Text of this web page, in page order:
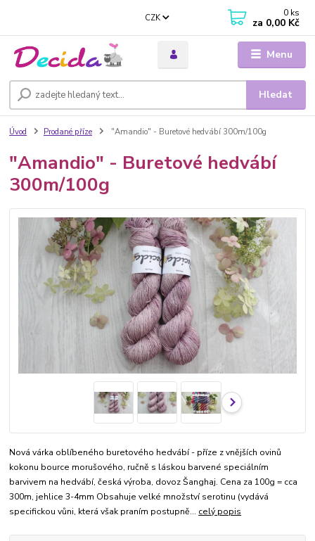
Menu
CZK
Hledat
0 ks
za 0,00 Kč
Úvod Prodané příze "Amandio" - Buretové hedvábí 300m/100g
"Amandio" - Buretové hedvábí
300m/100g
Nová várka oblíbeného buretového hedvábí - příze z vnějších ovinů
kokonu bource morušového, ručně s láskou barvené speciálním
barvivem na hedvábí, česká výroba, dovoz Šanghaj. Cena za 100g = cca
300m, jehlice 3-4mm Obsahuje velké množství serotinu (vydává
specifickou vůni, která však praním postupně... celý popis